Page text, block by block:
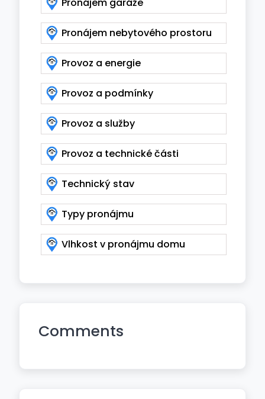
Pronájem garáže
Pronájem nebytového prostoru
Provoz a energie
Provoz a podmínky
Provoz a služby
Provoz a technické části
Technický stav
Typy pronájmu
Vlhkost v pronájmu domu
Comments